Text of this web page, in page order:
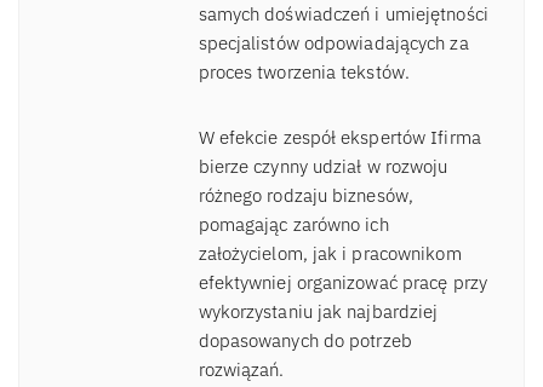
samych doświadczeń i umiejętności
specjalistów odpowiadających za
proces tworzenia tekstów.
W efekcie zespół ekspertów Ifirma
bierze czynny udział w rozwoju
różnego rodzaju biznesów,
pomagając zarówno ich
założycielom, jak i pracownikom
efektywniej organizować pracę przy
wykorzystaniu jak najbardziej
dopasowanych do potrzeb
rozwiązań.